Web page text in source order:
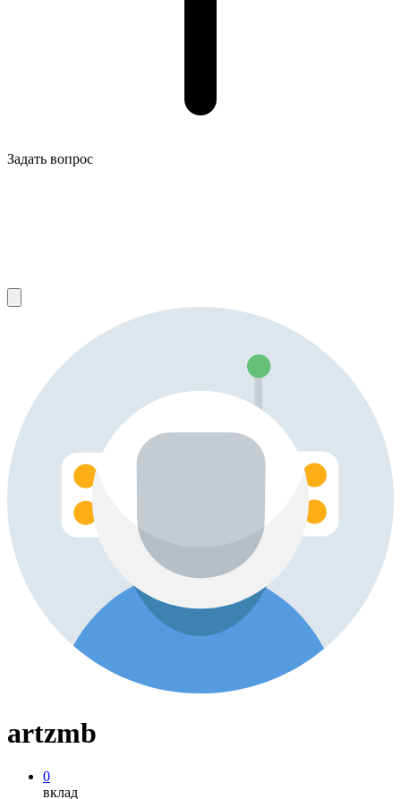
Задать вопрос
artzmb
0
вклад